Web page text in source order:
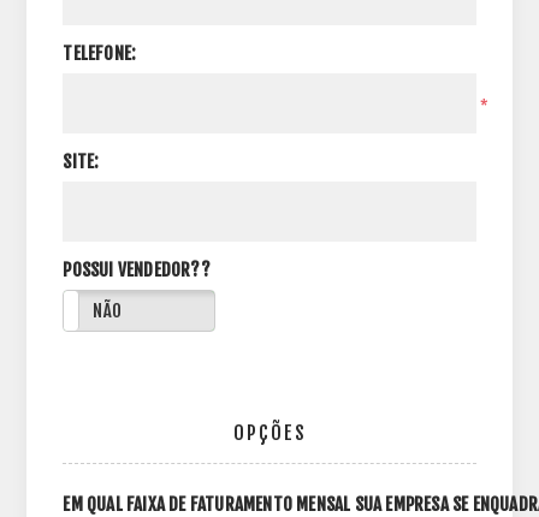
TELEFONE:
*
SITE:
POSSUI VENDEDOR??
NÃO
OPÇÕES
EM QUAL FAIXA DE FATURAMENTO MENSAL SUA EMPRESA SE